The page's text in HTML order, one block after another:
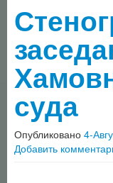
суда
Опубликовано 4-
Добавить